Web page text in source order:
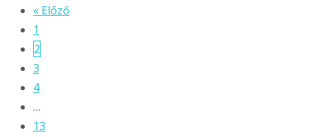
Bejegyzésnavigáció
« Előző
1
2
3
4
…
13